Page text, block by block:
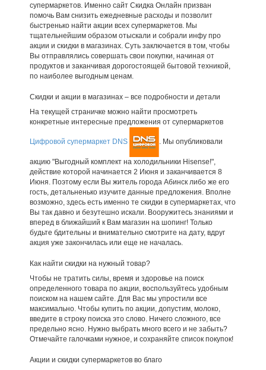
супермаркетов. Именно сайт Скидка Онлайн призван
помочь Вам снизить ежедневные расходы и позволит
быстренько найти акции всех супермаркетов. Мы
тщательнейшим образом отыскали и собрали инфу про
акции и скидки в магазинах. Суть заключается в том, чтобы
Вы отправлялись совершать свои покупки, начиная от
продуктов и заканчивая дорогостоящей бытовой техникой,
по наиболее выгодным ценам.
Скидки и акции в магазинах – все подробности и детали
На текущей страничке можно найти просмотреть
конкретные интересные предложения от супермаркетов
Цифровой супермаркет DNS . Мы опубликовали
акцию "Выгодный комплект на холодильники Hisense!",
действие которой начинается 2 Июня и заканчивается 8
Июня. Поэтому если Вы житель города Абинск либо же его
гость, детальненько изучите данные предложения. Вполне
возможно, здесь есть именно те скидки в супермаркетах, что
Вы так давно и безутешно искали. Вооружитесь знаниями и
вперед в ближайший к Вам магазин на шопинг! Только
будьте бдительны и внимательно смотрите на дату, вдруг
акция уже закончилась или еще не началась.
Как найти скидки на нужный товар?
Чтобы не тратить силы, время и здоровье на поиск
определенного товара по акции, воспользуйтесь удобным
поиском на нашем сайте. Для Вас мы упростили все
максимально. Чтобы купить по акции, допустим, молоко,
введите в строку поиска это слово. Ничего сложного, все
предельно ясно. Нужно выбрать много всего и не забыть?
Отмечайте галочками нужное, и сохраняйте список покупок!
Акции и скидки супермаркетов во благо